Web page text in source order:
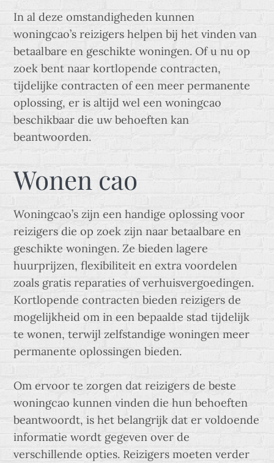
In al deze omstandigheden kunnen
woningcao’s reizigers helpen bij het vinden van
betaalbare en geschikte woningen. Of u nu op
zoek bent naar kortlopende contracten,
tijdelijke contracten of een meer permanente
oplossing, er is altijd wel een woningcao
beschikbaar die uw behoeften kan
beantwoorden.
Wonen cao
Woningcao’s zijn een handige oplossing voor
reizigers die op zoek zijn naar betaalbare en
geschikte woningen. Ze bieden lagere
huurprijzen, flexibiliteit en extra voordelen
zoals gratis reparaties of verhuisvergoedingen.
Kortlopende contracten bieden reizigers de
mogelijkheid om in een bepaalde stad tijdelijk
te wonen, terwijl zelfstandige woningen meer
permanente oplossingen bieden.
Om ervoor te zorgen dat reizigers de beste
woningcao kunnen vinden die hun behoeften
beantwoordt, is het belangrijk dat er voldoende
informatie wordt gegeven over de
verschillende opties. Reizigers moeten verder